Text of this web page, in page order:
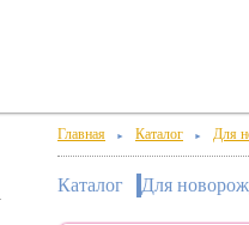
Главная ► Каталог ► Для
Каталог Для